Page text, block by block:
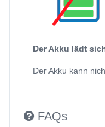
Der Akku lädt
Der Akku kann
FAQs